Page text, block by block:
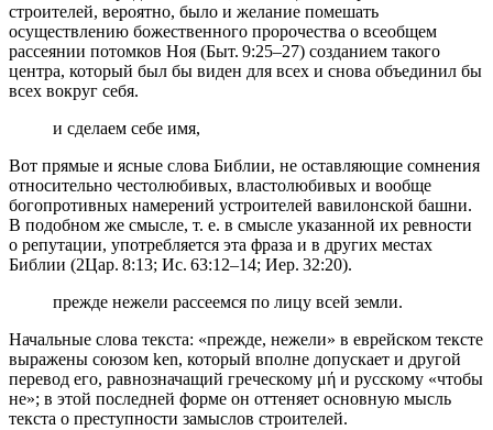
строителей, вероятно, было и желание помешать
осуществлению божественного пророчества о всеобщем
рассеянии потомков Ноя (Быт. 9:25–27) созданием такого
центра, который был бы виден для всех и снова объединил бы
всех вокруг себя.
и сделаем себе имя,
Вот прямые и ясные слова Библии, не оставляющие сомнения
относительно честолюбивых, властолюбивых и вообще
богопротивных намерений устроителей вавилонской башни.
В подобном же смысле, т. е. в смысле указанной их ревности
о репутации, употребляется эта фраза и в других местах
Библии (2Цар. 8:13; Ис. 63:12–14; Иер. 32:20).
прежде нежели рассеемся по лицу всей земли.
Начальные слова текста: «прежде, нежели» в еврейском тексте
выражены союзом ken, который вполне допускает и другой
перевод его, равнозначащий греческому μή и русскому «чтобы
не»; в этой последней форме он оттеняет основную мысль
текста о преступности замыслов строителей.